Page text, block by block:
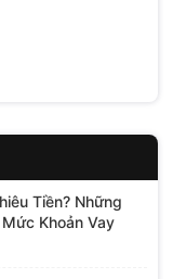
Tiền? Những
Khoản Vay